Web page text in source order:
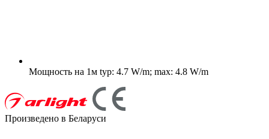
Мощность на 1м typ: 4.7 W/m; max: 4.8 W/m
Произведено в Беларуси